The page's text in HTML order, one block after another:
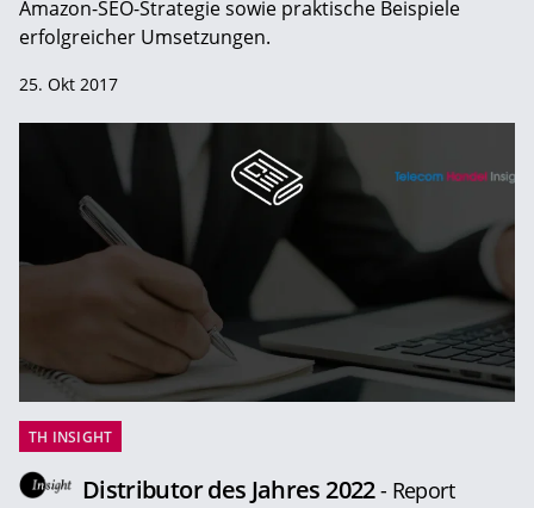
Amazon-SEO-Strategie sowie praktische Beispiele
erfolgreicher Umsetzungen.
25. Okt 2017
TH INSIGHT
Distributor des Jahres 2022- Report